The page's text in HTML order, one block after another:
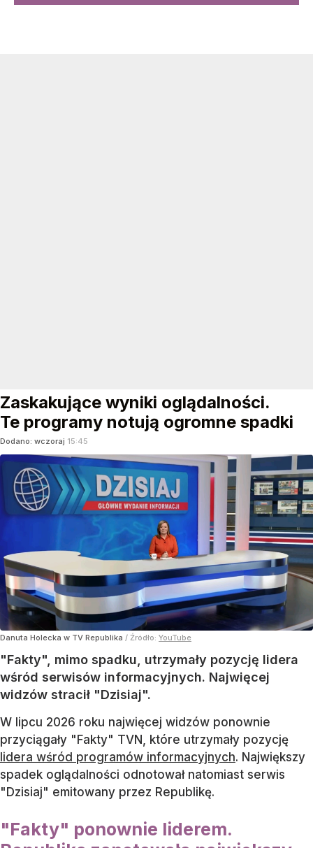
Zaskakujące wyniki oglądalności.
Te programy notują ogromne spadki
Dodano: wczoraj 15:45
Danuta Holecka w TV Republika / Źródło: YouTube
"Fakty", mimo spadku, utrzymały pozycję lidera
wśród serwisów informacyjnych. Najwięcej
widzów stracił "Dzisiaj".
W lipcu 2026 roku najwięcej widzów ponownie
przyciągały "Fakty" TVN, które utrzymały pozycję
lidera wśród programów informacyjnych. Największy
spadek oglądalności odnotował natomiast serwis
"Dzisiaj" emitowany przez Republikę.
"Fakty" ponownie liderem.